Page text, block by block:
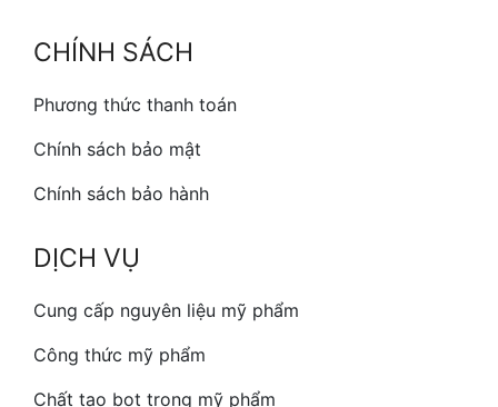
CHÍNH SÁCH
Phương thức thanh toán
Chính sách bảo mật
Chính sách bảo hành
DỊCH VỤ
Cung cấp nguyên liệu mỹ phẩm
Công thức mỹ phẩm
Chất tạo bọt trong mỹ phẩm